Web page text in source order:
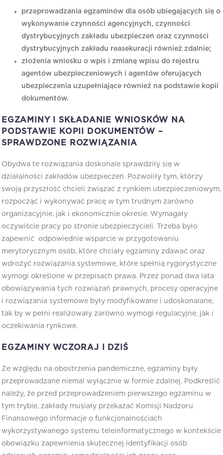
przeprowadzania egzaminów dla osób ubiegających się o
wykonywanie czynności agencyjnych, czynności
dystrybucyjnych zakładu ubezpieczeń oraz czynności
dystrybucyjnych zakładu reasekuracji również zdalnie;
złożenia wniosku o wpis i zmianę wpisu do rejestru
agentów ubezpieczeniowych i agentów oferujących
ubezpieczenia uzupełniające również na podstawie kopii
dokumentów.
EGZAMINY I SKŁADANIE WNIOSKÓW NA
PODSTAWIE KOPII DOKUMENTÓW –
SPRAWDZONE ROZWIĄZANIA
Obydwa te rozwiązania doskonale sprawdziły się w
działalności zakładów ubezpieczeń. Pozwoliły tym, którzy
swoją przyszłość chcieli związać z rynkiem ubezpieczeniowym,
rozpocząć i wykonywać pracę w tym trudnym zarówno
organizacyjnie, jak i ekonomicznie okresie. Wymagały
oczywiście pracy po stronie ubezpieczycieli. Trzeba było
zapewnić odpowiednie wsparcie w przygotowaniu
merytorycznym osób, które chciały egzaminy zdawać oraz
wdrożyć rozwiązania systemowe, które spełnią rygorystyczne
wymogi określone w przepisach prawa. Przez ponad dwa lata
obowiązywania tych rozwiązań prawnych, procesy operacyjne
i rozwiązania systemowe były modyfikowane i udoskonalane,
tak by w pełni realizowały zarówno wymogi regulacyjne, jak i
oczekiwania rynkowe.
EGZAMINY WCZORAJ I DZIŚ
Ze względu na obostrzenia pandemiczne, egzaminy były
przeprowadzane niemal wyłącznie w formie zdalnej. Podkreślić
należy, że przed przeprowadzeniem pierwszego egzaminu w
tym trybie, zakłady musiały przekazać Komisji Nadzoru
Finansowego informacje o funkcjonalnościach
wykorzystywanego systemu teleinformatycznego w kontekście
obowiązku zapewnienia skutecznej identyfikacji osób